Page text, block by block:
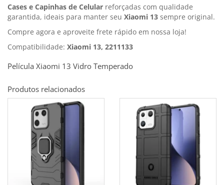
Cases e Capinhas de Celular reforçadas com qualidade
garantida, ideais para manter seu Xiaomi 13 sempre original.
Compre agora e aproveite frete rápido em nossa loja!
Compatibilidade: Xiaomi 13, 2211133
Película Xiaomi 13 Vidro Temperado
Produtos relacionados